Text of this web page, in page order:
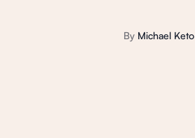
By Michael Keto